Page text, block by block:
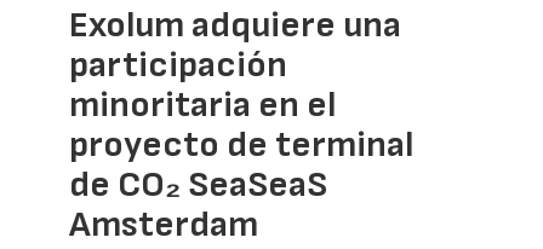
Exolum adquiere una
participación
minoritaria en el
proyecto de terminal
de CO₂ SeaSeaS
Amsterdam